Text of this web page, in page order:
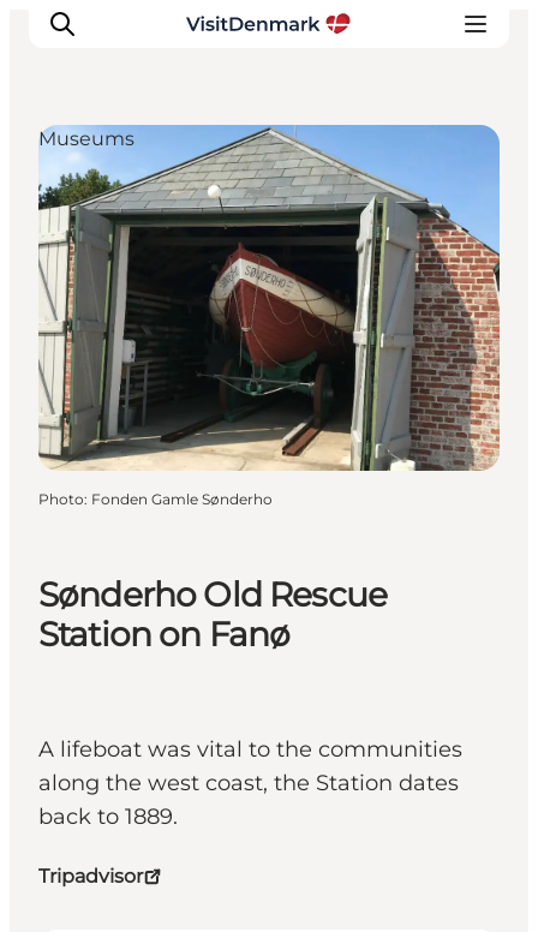
Inspirations
Destinations
Quoi faire
Hébergements
Planifiez votre voyage
Sønderho Old Rescue
Station on Fanø
A lifeboat was vital to the communities
along the west coast, the Station dates
back to 1889.
Tripadvisor
Museums
Photo: Fonden Gamle Sønderho